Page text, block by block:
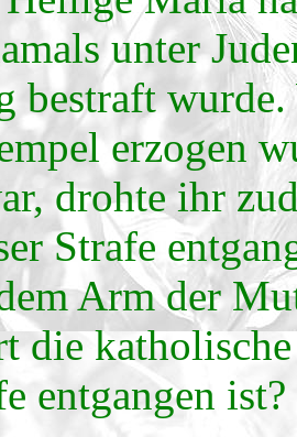
unter
bestraft
erzogen
drohte ihr
Strafe
Arm der
die
entgangen ist?